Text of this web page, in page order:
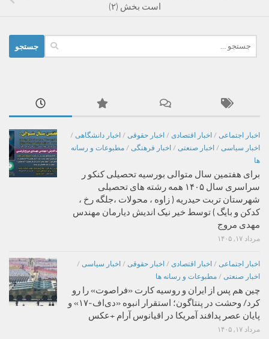
است بخش (۲)
برای:
اخبار اجتماعی / اخبار اقتصادی / اخبار حقوقی / اخبار دانشگاهی /
اخبار سیاسی / اخبار صنعتی / اخبار فرهنگی / مطبوعات و رسانه
ها
برای هفتمین سال متوالی بورسیه تحصیلی کنکو ر
سراسری سال ۱۴۰۵ همه رشته های تحصیلی
شهرستان تربت حیدریه ( زاوه ، محولات ،جلگه رخ ،
کدکن و بایگ ) توسط خیر نیک اندیش دیارمان مهندس
مهدی مروج
مرداد ۱۷, ۱۴۰۵
اخبار اجتماعی / اخبار اقتصادی / اخبار حقوقی / اخبار سیاسی /
اخبار صنعتی / مطبوعات و رسانه ها
چین هم پس از ایران و روسیه کارت «فراصوت» را رو
کرد/ وحشت در پنتاگون؛ استقرار انبوه «دی‌اف‑۱۷» و
پایان عصر پدافند آمریکا در اقیانوس آرام +عکس
مرداد ۱۷, ۱۴۰۵